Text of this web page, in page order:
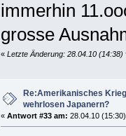
immerhin
grosse
« Letzte Änderung: 28.04.10 (14:38)
Re:Amerikanisches
wehrlosen Japanern?
« Antwort #33 am: 28.04.10